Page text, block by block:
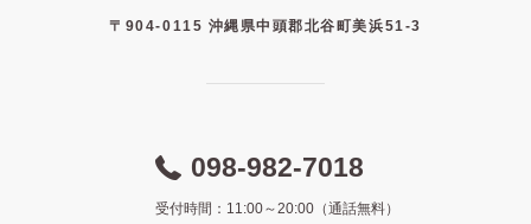
〒904-0115 沖縄県中頭郡北谷町美浜51-3
098-982-7018
受付時間：11:00～20:00（通話無料）